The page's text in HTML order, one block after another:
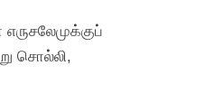
சொல்லி,